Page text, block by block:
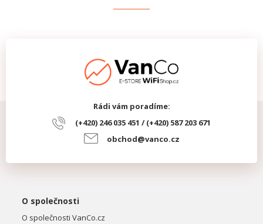
Rádi vám poradíme:
(+420) 246 035 451 / (+420) 587 203 671
obchod@vanco.cz
O společnosti
O společnosti VanCo.cz